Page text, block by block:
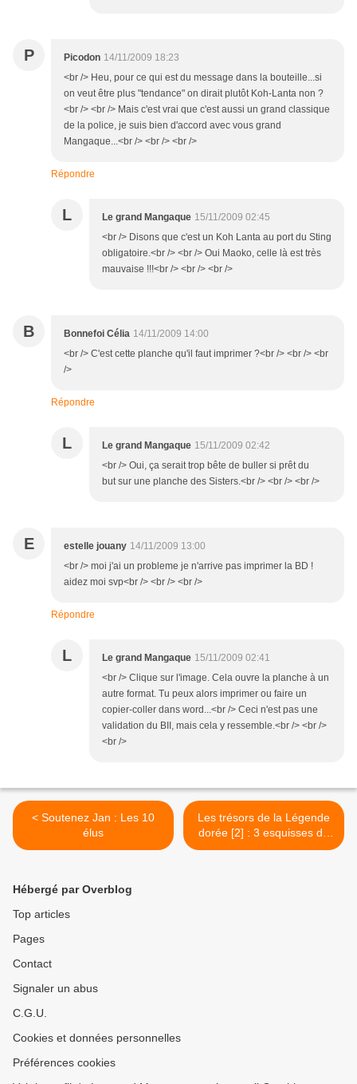
P Picodon 14/11/2009 18:23
<br /> Heu, pour ce qui est du message dans la bouteille...si
on veut être plus "tendance" on dirait plutôt Koh-Lanta non ?
<br /> <br /> Mais c'est vrai que c'est aussi un grand classique
de la police, je suis bien d'accord avec vous grand
Mangaque...<br /> <br /> <br />
Répondre
L Le grand Mangaque 15/11/2009 02:45
<br /> Disons que c'est un Koh Lanta au port du Sting
obligatoire.<br /> <br /> Oui Maoko, celle là est très
mauvaise !!!<br /> <br /> <br />
B Bonnefoi Célia 14/11/2009 14:00
<br /> C'est cette planche qu'il faut imprimer ?<br /> <br /> <br
/>
Répondre
L Le grand Mangaque 15/11/2009 02:42
<br /> Oui, ça serait trop bête de buller si prêt du
but sur une planche des Sisters.<br /> <br /> <br />
E estelle jouany 14/11/2009 13:00
<br /> moi j'ai un probleme je n'arrive pas imprimer la BD !
aidez moi svp<br /> <br /> <br />
Répondre
L Le grand Mangaque 15/11/2009 02:41
<br /> Clique sur l'image. Cela ouvre la planche à un
autre format. Tu peux alors imprimer ou faire un
copier-coller dans word...<br /> Ceci n'est pas une
validation du BII, mais cela y ressemble.<br /> <br />
<br />
< Soutenez Jan : Les 10
élus
Les trésors de la Légende
dorée [2] : 3 esquisses de
couverture >
Hébergé par Overblog
Top articles
Pages
Contact
Signaler un abus
C.G.U.
Cookies et données personnelles
Préférences cookies